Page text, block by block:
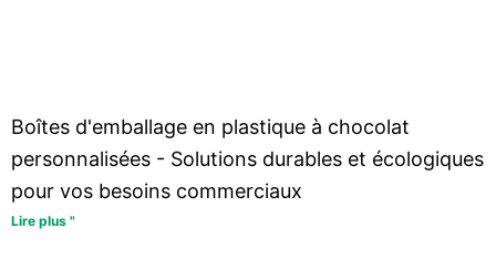
Boîtes d'emballage en plastique à chocolat
personnalisées - Solutions durables et écologiques
pour vos besoins commerciaux
Lire plus "